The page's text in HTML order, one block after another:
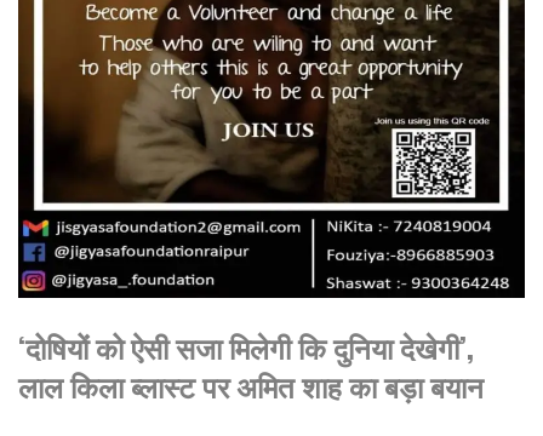
‘दोषियों को ऐसी सजा मिलेगी कि दुनिया देखेगी’,
लाल किला ब्लास्ट पर अमित शाह का बड़ा बयान